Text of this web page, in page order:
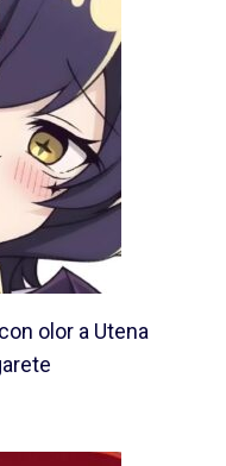
olor a Utena